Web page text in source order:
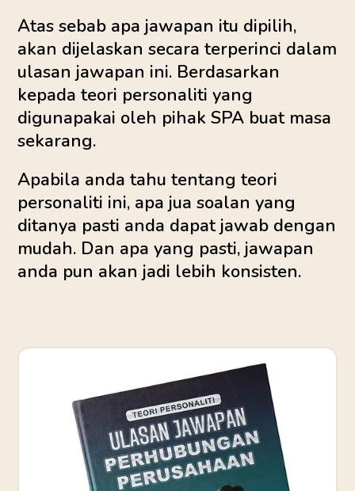
Atas sebab apa jawapan itu dipilih,
akan dijelaskan secara terperinci dalam
ulasan jawapan ini. Berdasarkan
kepada teori personaliti yang
digunapakai oleh pihak SPA buat masa
sekarang.
Apabila anda tahu tentang teori
personaliti ini, apa jua soalan yang
ditanya pasti anda dapat jawab dengan
mudah. Dan apa yang pasti, jawapan
anda pun akan jadi lebih konsisten.